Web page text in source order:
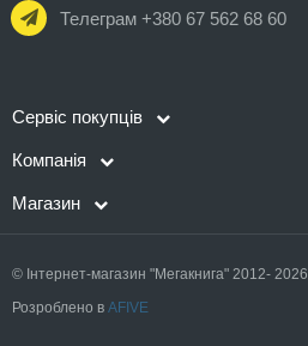
Телеграм +380 67 562 68 60
Сервіс покупців
Компанія
Магазин
© Інтернет-магазин "Мегакнига" 2012- 2026
Розроблено в AFIVE